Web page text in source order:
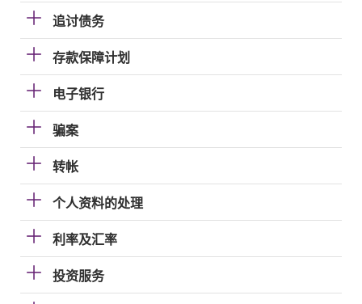
追讨债务
存款保障计划
电子银行
骗案
转帐
个人资料的处理
利率及汇率
投资服务